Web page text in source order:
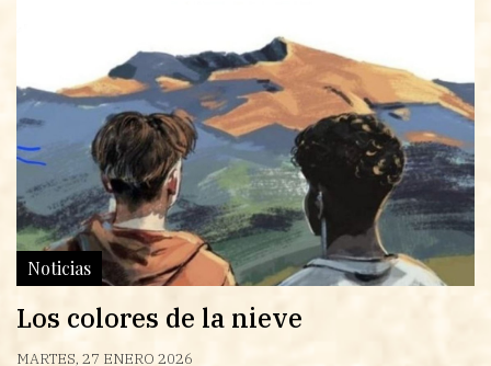
Noticias
Los colores de la nieve
MARTES, 27 ENERO 2026